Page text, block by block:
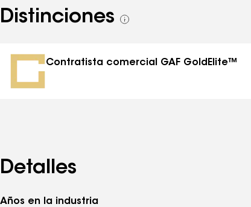
Distinciones
Ver
distinciones
Contratista comercial GAF GoldElite™
Detalles
Años en la industria